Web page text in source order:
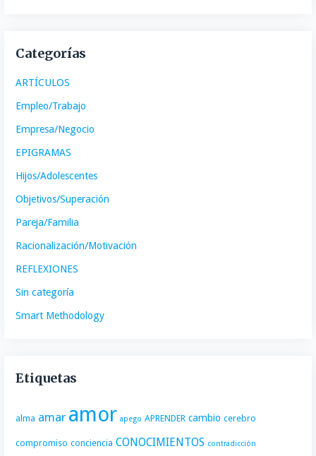
Categorías
ARTÍCULOS
Empleo/Trabajo
Empresa/Negocio
EPIGRAMAS
Hijos/Adolescentes
Objetivos/Superación
Pareja/Familia
Racionalización/Motivación
REFLEXIONES
Sin categoría
Smart Methodology
Etiquetas
alma amar amor apego APRENDER cambio cerebro
compromiso conciencia CONOCIMIENTOS contradicción